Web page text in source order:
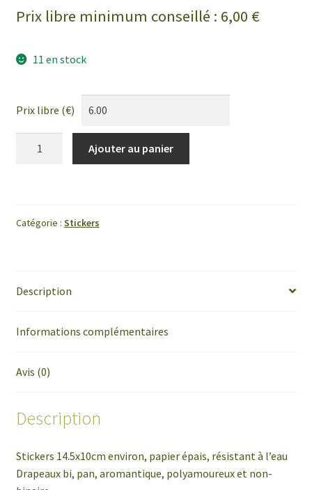
Prix libre minimum conseillé : 6,00 €
11 en stock
Prix libre (€)
Ajouter au panier
Catégorie : Stickers
Description
Informations complémentaires
Avis (0)
Description
Stickers 14.5x10cm environ, papier épais, résistant à l’eau
Drapeaux bi, pan, aromantique, polyamoureux et non-